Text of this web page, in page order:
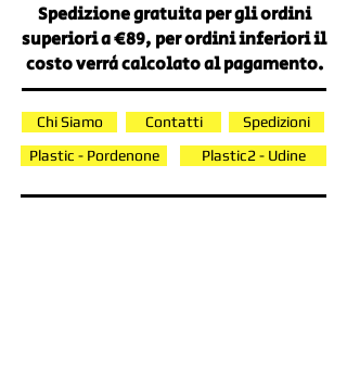
Spedizione gratuita per gli ordini
superiori a €89, per ordini inferiori il
costo verrà calcolato al pagamento.
Chi Siamo Contatti
Spedizioni
Plastic - Pordenone
Plastic2 - Udine